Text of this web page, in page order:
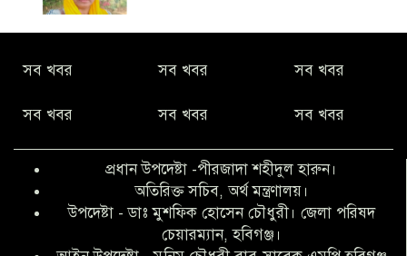
কিবরিয়া
বৃত্তি পরীক্ষার সুযোগ করে দিলেন প্রধান শিক্ষক
ফারুক মাস্টার
আব্দুল হক তালুকদার ফাউন্ডেশন মানবতার
শিকড় ছুঁই ছুঁই,ফরজুন আক্তার মনি
সব খবর সব খবর সব খবর
সব খবর সব খবর সব খবর
প্রধান উপদেষ্টা -পীরজাদা শহীদুল হারুন।
অতিরিক্ত সচিব, অর্থ মন্ত্রণালয়।
উপদেষ্টা - ডাঃ মুশফিক হোসেন চৌধুরী। জেলা পরিষদ
চেয়ারম্যান, হবিগঞ্জ।